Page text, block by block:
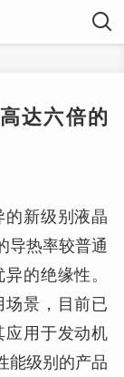
达六倍的
新级别液晶
导热率较普通
的绝缘性。
景，目前已
用于发动机
能级别的产品